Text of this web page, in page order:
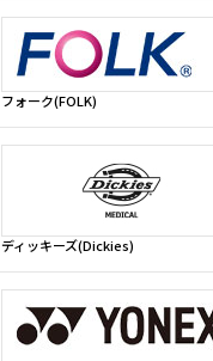
フォーク(FOLK)
ディッキーズ(Dickies)